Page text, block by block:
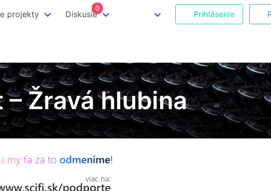
projekty Diskusie
0
Prihlásenie
Žravá hlubina